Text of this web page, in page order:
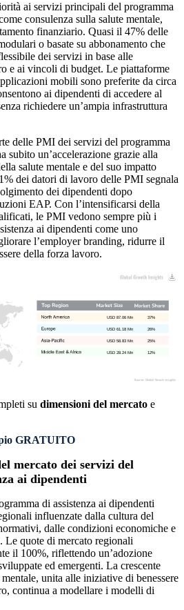
ai servizi principali del programma
consulenza sulla salute mentale,
finanziario. Quasi il 47% delle
o basate su abbonamento che
dei servizi in base alle
e ai vincoli di budget. Le piattaforme
mobili sono preferite da circa
ai dipendenti di accedere al
richiedere un’ampia infrastruttura
delle PMI dei servizi del programma
subito un’accelerazione grazie alla
salute mentale e del suo impatto
dei datori di lavoro delle PMI segnala
dei dipendenti dopo
EAP. Con l’intensificarsi della
le PMI vedono sempre più i
ai dipendenti come uno
l’employer branding, ridurre il
della forza lavoro.
12%
USD 28.24 Mn
25%
USD 58.83 Mn
26%
USD 61.18 Mn
37%
USD 87.06 Mn
su dimensioni del mercato e
GRATUITO
mercato dei servizi del
ai dipendenti
di assistenza ai dipendenti
influenzate dalla cultura del
dalle condizioni economiche e
Le quote di mercato regionali
il 100%, riflettendo un’adozione
ed emergenti. La crescente
unita alle iniziative di benessere
continua a modellare i modelli di